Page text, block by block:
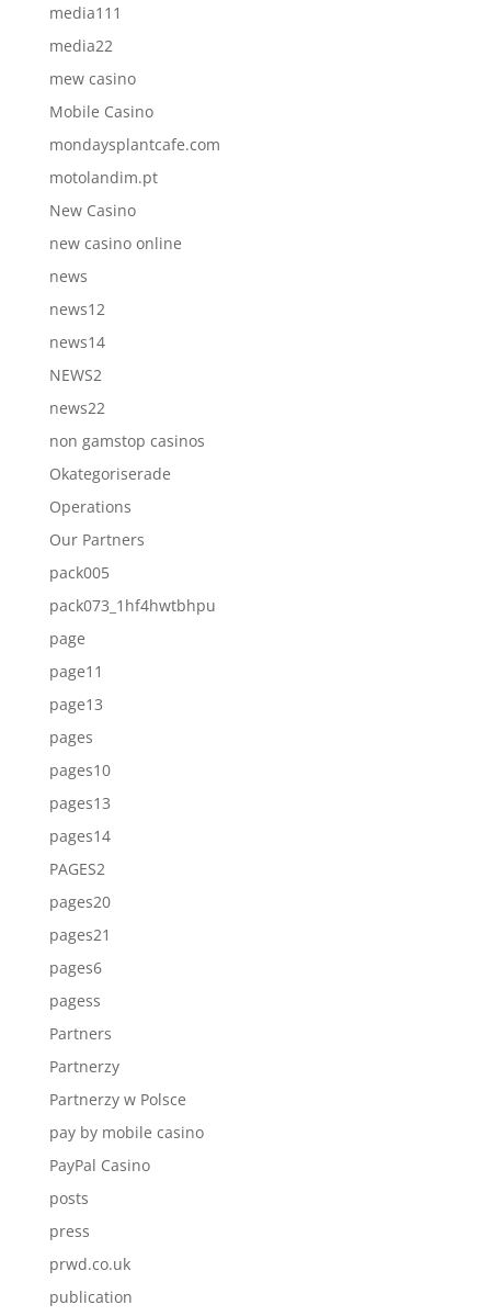
media111
media22
mew casino
Mobile Casino
mondaysplantcafe.com
motolandim.pt
New Casino
new casino online
news
news12
news14
NEWS2
news22
non gamstop casinos
Okategoriserade
Operations
Our Partners
pack005
pack073_1hf4hwtbhpu
page
page11
page13
pages
pages10
pages13
pages14
PAGES2
pages20
pages21
pages6
pagess
Partners
Partnerzy
Partnerzy w Polsce
pay by mobile casino
PayPal Casino
posts
press
prwd.co.uk
publication